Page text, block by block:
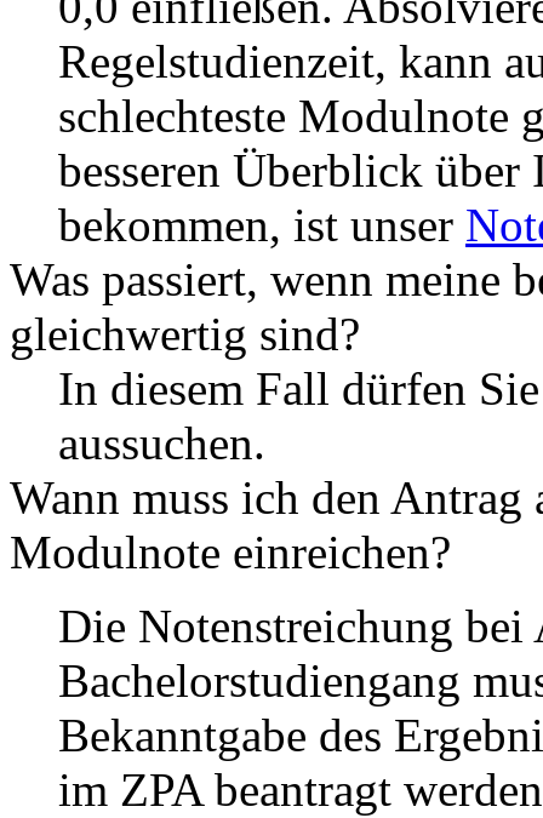
Regelstudienzeit, kann
schlechteste Modulnote
besseren Überblick
bekommen, ist unser
Was passiert, wenn meine
gleichwertig sind?
In diesem Fall dürfen
aussuchen.
Wann muss ich den Antrag
Modulnote einreichen?
Die Notenstreichung
Bachelorstudiengang
Bekanntgabe des
im ZPA beantragt